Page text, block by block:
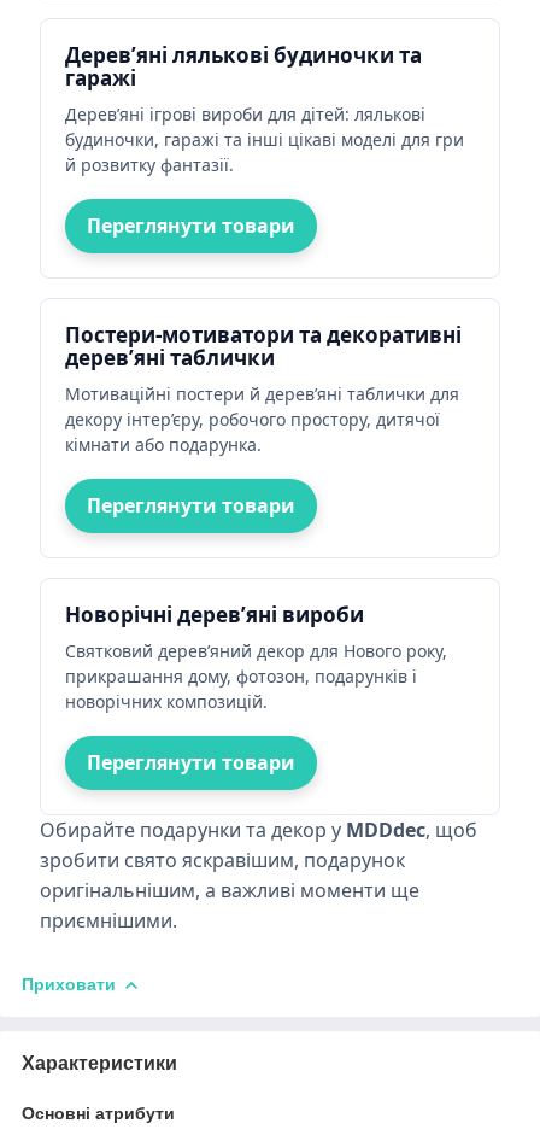
Дерев’яні лялькові будиночки та
гаражі
Дерев’яні ігрові вироби для дітей: лялькові
будиночки, гаражі та інші цікаві моделі для гри
й розвитку фантазії.
Переглянути товари
Постери-мотиватори та декоративні
дерев’яні таблички
Мотиваційні постери й дерев’яні таблички для
декору інтер’єру, робочого простору, дитячої
кімнати або подарунка.
Переглянути товари
Новорічні дерев’яні вироби
Святковий дерев’яний декор для Нового року,
прикрашання дому, фотозон, подарунків і
новорічних композицій.
Переглянути товари
Обирайте подарунки та декор у MDDdec, щоб
зробити свято яскравішим, подарунок
оригінальнішим, а важливі моменти ще
приємнішими.
Приховати
Характеристики
Основні атрибути